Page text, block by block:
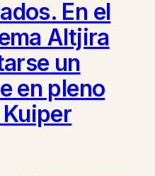
En el
Altjira
un
en pleno